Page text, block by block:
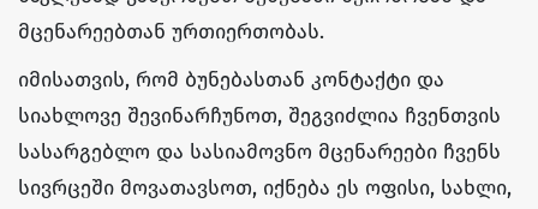
მცენარეებთან ურთიერთობას.
იმისათვის, რომ ბუნებასთან კონტაქტი და
სიახლოვე შევინარჩუნოთ, შეგვიძლია ჩვენთვის
სასარგებლო და სასიამოვნო მცენარეები ჩვენს
სივრცეში მოვათავსოთ, იქნება ეს ოფისი, სახლი,